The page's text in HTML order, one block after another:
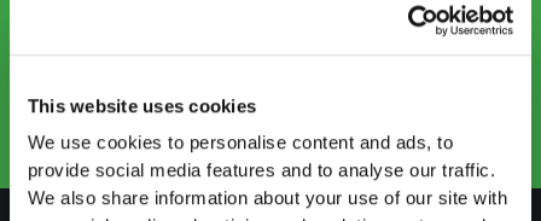
This website uses cookies
We use cookies to personalise content and ads, to
provide social media features and to analyse our traffic.
We also share information about your use of our site with
info.ti@startups.ch
+41 91 922 81 32